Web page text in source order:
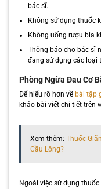
bác sĩ.
Không sử dụng thuốc
Không uống rượu bia
Thông báo cho bác sĩ
đang sử dụng các loại
Phòng Ngừa Đau Cơ
Để hiểu rõ hơn về bài tập
khảo bài viết chi tiết trên
Xem thêm: Thuốc
Cầu Lông?
Ngoài việc sử dụng